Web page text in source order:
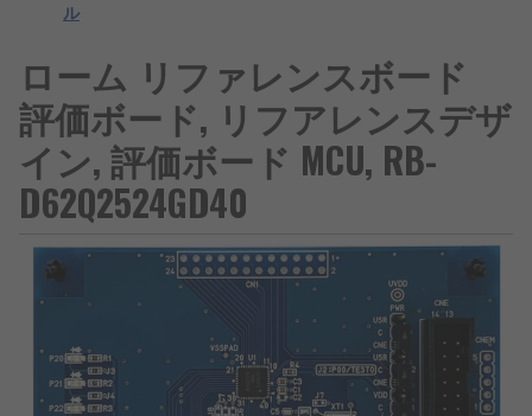
ル
ローム リファレンスボード
評価ボード, リフアレンスデザ
イン, 評価ボード MCU, RB-
D62Q2524GD40